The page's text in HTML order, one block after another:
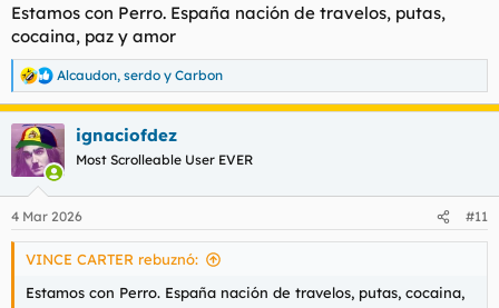
:
Estamos con Perro. España nación de travelos, putas,
cocaina, paz y amor
R
e
a
c
c
i
e
s
Alcaudon, serdo y Carbon
ignaciofdez
Most Scrolleable User EVER
4 Mar 2026 #11
VINCE CARTER rebuznó:
Estamos con Perro. España nación de travelos, putas, cocaina,